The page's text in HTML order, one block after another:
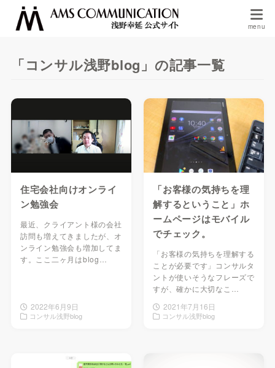
「コンサル浅野blog」の記事一覧
住宅会社向けオンライ
ン勉強会
最近、クライアント様の会社
訪問も増えてきましたが、オ
ンライン勉強会も増加してま
す。ここ二ヶ月はblog…
2022年6月9日
コンサル浅野blog
「お客様の気持ちを理
解するということ」ホ
ームページはモバイル
でチェック。
「お客様の気持ちを理解する
ことが必要です」コンサルタ
ントが使いそうなフレーズで
すが、確かに大切なこ…
2021年7月16日
コンサル浅野blog